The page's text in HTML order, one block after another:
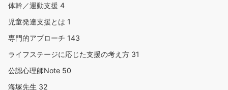
体幹／運動支援 4
児童発達支援とは 1
専門的アプローチ 143
ライフステージに応じた支援の考え方 31
公認心理師Note 50
海塚先生 32